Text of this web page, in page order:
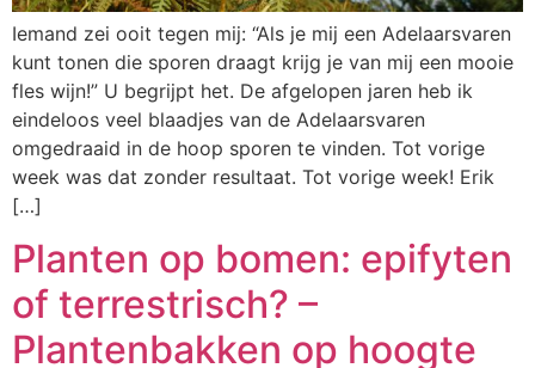
Iemand zei ooit tegen mij: “Als je mij een Adelaarsvaren
kunt tonen die sporen draagt krijg je van mij een mooie
fles wijn!” U begrijpt het. De afgelopen jaren heb ik
eindeloos veel blaadjes van de Adelaarsvaren
omgedraaid in de hoop sporen te vinden. Tot vorige
week was dat zonder resultaat. Tot vorige week! Erik
[…]
Planten op bomen: epifyten
of terrestrisch? –
Plantenbakken op hoogte